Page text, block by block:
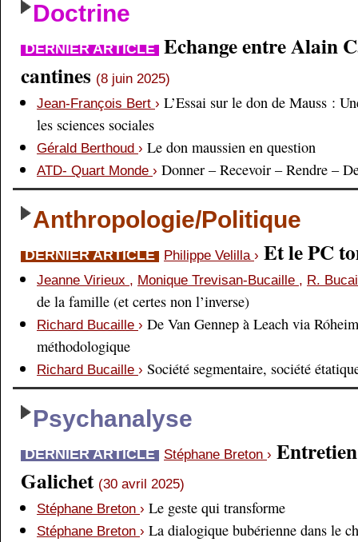
Doctrine
DERNIER ARTICLE Echange entre Alain
cantines (8 juin 2025)
Jean-François Bert › L’Essai sur le don de Mauss :
les sciences sociales
Gérald Berthoud › Le don maussien en question
ATD- Quart Monde › Donner – Recevoir – Rendre –
Anthropologie/Politique
DERNIER ARTICLE Philippe Velilla › Et le PC
Jeanne Virieux , Monique Trevisan-Bucaille , R.
de la famille (et certes non l’inverse)
Richard Bucaille › De Van Gennep à Leach via
méthodologique
Richard Bucaille › Société segmentaire, société
Psychanalyse
DERNIER ARTICLE Stéphane Breton ›
Galichet (30 avril 2025)
Stéphane Breton › Le geste qui transforme
Stéphane Breton › La dialogique bubérienne dans le